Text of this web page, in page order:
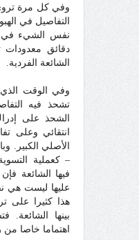
وفي كل مرة
التفاصيل في
نفس الشيء في
دقائق معدودات
الشائعة الفردية.
وفي الوقت الذي
تشحذ فيه
الشحذ على
انتقائي وعلى
الأصلي الكبير.
– كعملية
فيها الشائعة
عليها ليست هي
هذا كثيرا على
بينها الشائعة.
اهتماما خاصا من